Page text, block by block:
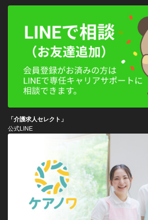
「介護求人セレクト」
公式LINE